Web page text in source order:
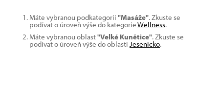
Máte vybranou podkategorii "Masáže". Zkuste se
podívat o úroveň výše do kategorieWellness.
Máte vybranou oblast"Velké Kunětice". Zkuste se
podívat o úroveň výše do oblasti Jesenicko.